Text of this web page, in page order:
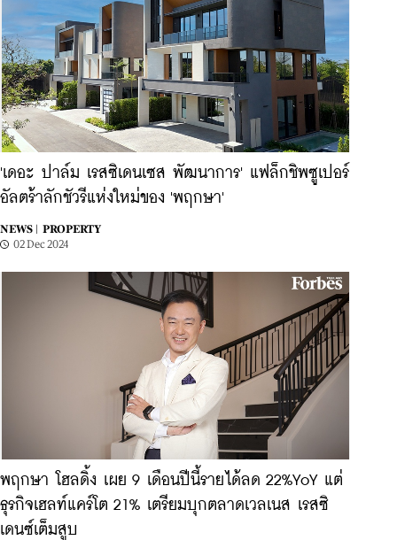
'เดอะ ปาล์ม เรสซิเดนเซส พัฒนาการ' แฟล็กชิพซูเปอร์
อัลตร้าลักชัวรีแห่งใหม่ของ 'พฤกษา'
NEWS |
PROPERTY
02 Dec 2024
พฤกษา โฮลดิ้ง เผย 9 เดือนปีนี้รายได้ลด 22%YoY แต่
ธุรกิจเฮลท์แคร์โต 21% เตรียมบุกตลาดเวลเนส เรสซิ
เดนซ์เต็มสูบ